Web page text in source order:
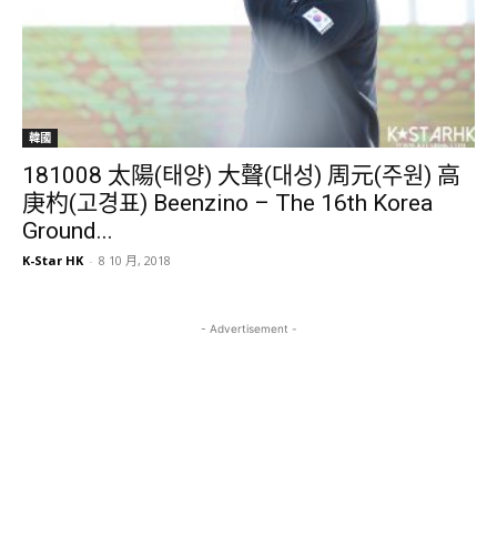
韓國
181008 太陽(태양) 大聲(대성) 周元(주원) 高
庚杓(고경표) Beenzino – The 16th Korea
Ground...
K-Star HK - 8 10 月, 2018
- Advertisement -